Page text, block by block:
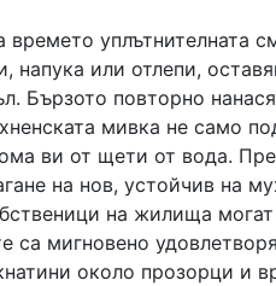
времето уплътнителната
напука или отлепи,
Бързото повторно
мивка не само
ви от щети от вода.
на нов, устойчив на
на жилища
са мигновено
около прозорци и